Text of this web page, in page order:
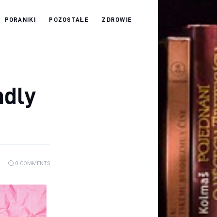
PORANIKI POZOSTAŁE ZDROWIE
0 COMMENTS